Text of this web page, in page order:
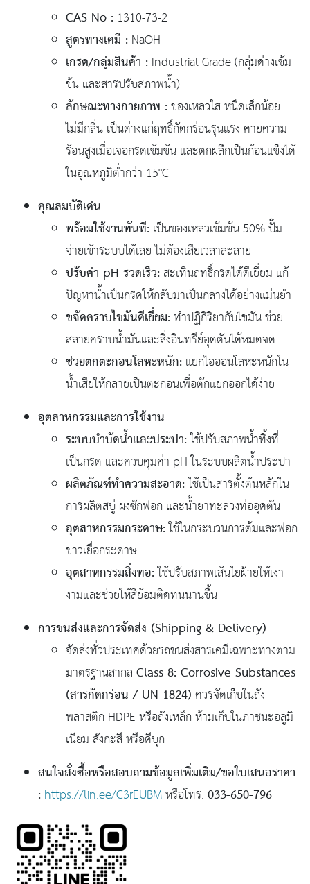
CAS No : 1310-73-2
สูตรทางเคมี :NaOH
เกรด/กลุ่มสินค้า :Industrial Grade (กลุ่มด่างเข้ม
ข้น และสารปรับสภาพน้ำ)
ลักษณะทางกายภาพ :ของเหลวใส หนืดเล็กน้อย
ไม่มีกลิ่น เป็นด่างแก่ฤทธิ์กัดกร่อนรุนแรง คายความ
ร้อนสูงเมื่อเจอกรดเข้มข้น และตกผลึกเป็นก้อนแข็งได้
ในอุณหภูมิต่ำกว่า 15°C
คุณสมบัติเด่น
พร้อมใช้งานทันที:เป็นของเหลวเข้มข้น 50% ปั๊ม
จ่ายเข้าระบบได้เลย ไม่ต้องเสียเวลาละลาย
ปรับค่า pH รวดเร็ว:สะเทินฤทธิ์กรดได้ดีเยี่ยม แก้
ปัญหาน้ำเป็นกรดให้กลับมาเป็นกลางได้อย่างแม่นยำ
ขจัดคราบไขมันดีเยี่ยม:ทำปฏิกิริยากับไขมัน ช่วย
สลายคราบน้ำมันและสิ่งอินทรีย์อุดตันได้หมดจด
ช่วยตกตะกอนโลหะหนัก:แยกไอออนโลหะหนักใน
น้ำเสียให้กลายเป็นตะกอนเพื่อตักแยกออกได้ง่าย
อุตสาหกรรมและการใช้งาน
ระบบบำบัดน้ำและประปา:ใช้ปรับสภาพน้ำทิ้งที่
เป็นกรด และควบคุมค่า pH ในระบบผลิตน้ำประปา
ผลิตภัณฑ์ทำความสะอาด:ใช้เป็นสารตั้งต้นหลักใน
การผลิตสบู่ ผงซักฟอก และน้ำยาทะลวงท่ออุดตัน
อุตสาหกรรมกระดาษ:ใช้ในกระบวนการต้มและฟอก
ขาวเยื่อกระดาษ
อุตสาหกรรมสิ่งทอ:ใช้ปรับสภาพเส้นใยฝ้ายให้เงา
งามและช่วยให้สีย้อมติดทนนานขึ้น
การขนส่งและการจัดส่ง (Shipping & Delivery)
จัดส่งทั่วประเทศด้วยรถขนส่งสารเคมีเฉพาะทางตาม
มาตรฐานสากลClass 8: Corrosive Substances
(สารกัดกร่อน / UN 1824)ควรจัดเก็บในถัง
พลาสติก HDPE หรือถังเหล็ก ห้ามเก็บในภาชนะอลูมิ
เนียม สังกะสี หรือดีบุก
สนใจสั่งซื้อหรือสอบถามข้อมูลเพิ่มเติม/ขอใบเสนอราคา
:https://lin.ee/C3rEUBMหรือโทร:033-650-796